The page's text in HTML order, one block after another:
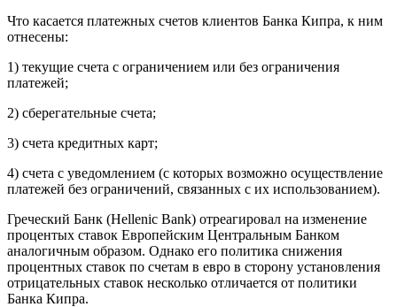
Что касается платежных счетов клиентов Банка Кипра, к ним
отнесены:
1) текущие счета с ограничением или без ограничения
платежей;
2) сберегательные счета;
3) счета кредитных карт;
4) счета с уведомлением (с которых возможно осуществление
платежей без ограничений, связанных с их использованием).
Греческий Банк (Hellenic Bank) отреагировал на изменение
процентых ставок Европейским Центральным Банком
аналогичным образом. Однако его политика снижения
процентных ставок по счетам в евро в сторону установления
отрицательных ставок несколько отличается от политики
Банка Кипра.